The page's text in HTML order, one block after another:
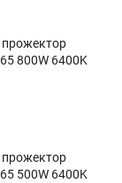
800W 6400K
500W 6400K